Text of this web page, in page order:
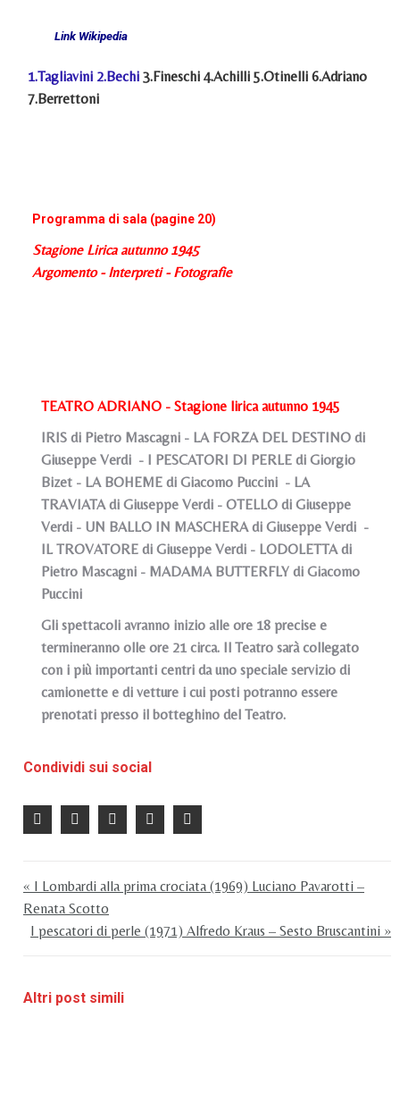
Link Wikipedia
1.Tagliavini 2.Bechi 3.Fineschi 4.Achilli 5.Otinelli 6.Adriano
7.Berrettoni
Programma di sala (pagine 20)
Stagione Lirica autunno 1945
Argomento - Interpreti - Fotografie
TEATRO ADRIANO - Stagione lirica autunno 1945
IRIS di Pietro Mascagni - LA FORZA DEL DESTINO di
Giuseppe Verdi - I PESCATORI DI PERLE di Giorgio
Bizet - LA BOHEME di Giacomo Puccini - LA
TRAVIATA di Giuseppe Verdi - OTELLO di Giuseppe
Verdi - UN BALLO IN MASCHERA di Giuseppe Verdi -
IL TROVATORE di Giuseppe Verdi - LODOLETTA di
Pietro Mascagni - MADAMA BUTTERFLY di Giacomo
Puccini
Gli spettacoli avranno inizio alle ore 18 precise e
termineranno olle ore 21 circa. Il Teatro sarà collegato
con i più importanti centri da uno speciale servizio di
camionette e di vetture i cui posti potranno essere
prenotati presso il botteghino del Teatro.
Condividi sui social
« I Lombardi alla prima crociata (1969) Luciano Pavarotti –
Renata Scotto
I pescatori di perle (1971) Alfredo Kraus – Sesto Bruscantini »
Altri post simili